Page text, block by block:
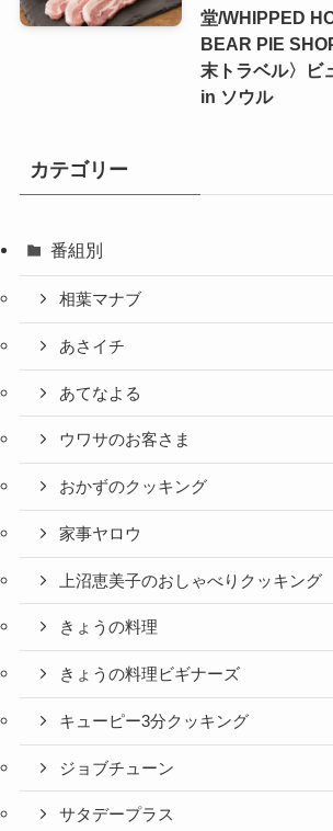
堂/WHIPPED
BEAR PIE
末トラベル〉ビ
in ソウル
カテゴリー
番組別
相葉マナブ
あさイチ
あてなよる
ウワサのお客さま
おかずのクッキング
家事ヤロウ
上沼恵美子のおしゃべりクッキング
きょうの料理
きょうの料理ビギナーズ
キューピー3分クッキング
ジョブチューン
サタデープラス